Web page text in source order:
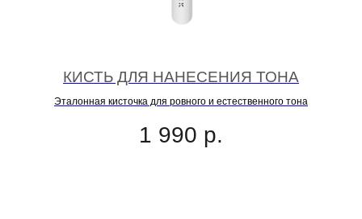
КИСТЬ ДЛЯ НАНЕСЕНИЯ ТОНА
Эталонная кисточка для ровного и естественного тона
1 990 р.